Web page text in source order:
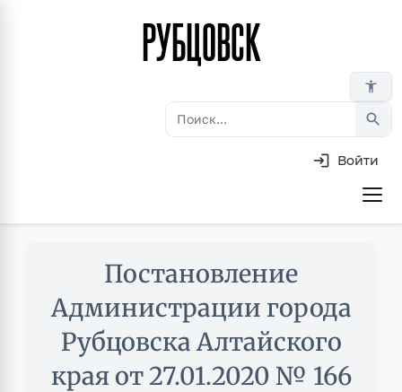
content
РУБЦОВСК
accessibility_new
search
Войти
Постановление
Администрации города
Рубцовска Алтайского
края от 27.01.2020 № 166